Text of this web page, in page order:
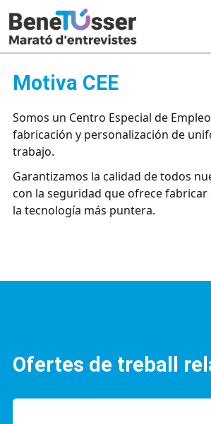
Motiva CEE
Somos un Centro Especial de
fabricación y personalización de
trabajo.
Garantizamos la calidad de todos
con la seguridad que ofrece fabricar
la tecnología más puntera.
Ofertes de treball